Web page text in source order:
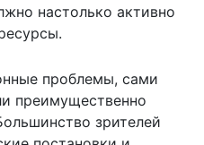
настолько активно
проблемы, сами
преимущественно
зрителей